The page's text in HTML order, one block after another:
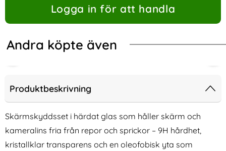
Logga in för att handla
Andra köpte även
Produktbeskrivning
Skärmskyddsset i härdat glas som håller skärm och
kameralins fria från repor och sprickor – 9H hårdhet,
kristallklar transparens och en oleofobisk yta som